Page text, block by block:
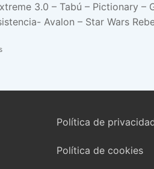
3.0 – Tabú – Pictionary –
Avalon – Star Wars
Política de
Política de cookies